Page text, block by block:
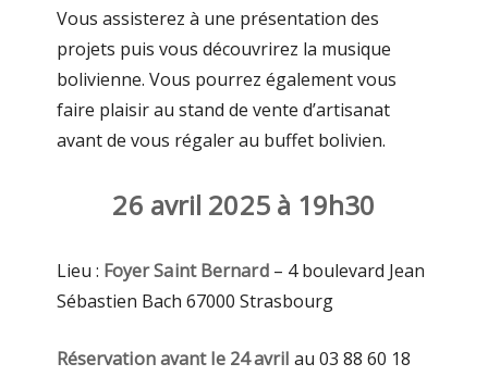
Vous assisterez à une présentation des
projets puis vous découvrirez la musique
bolivienne. Vous pourrez également vous
faire plaisir au stand de vente d’artisanat
avant de vous régaler au buffet bolivien.
26 avril 2025 à 19h30
Lieu : Foyer Saint Bernard– 4 boulevard Jean
Sébastien Bach 67000 Strasbourg
Réservation avant le 24 avril au 03 88 60 18